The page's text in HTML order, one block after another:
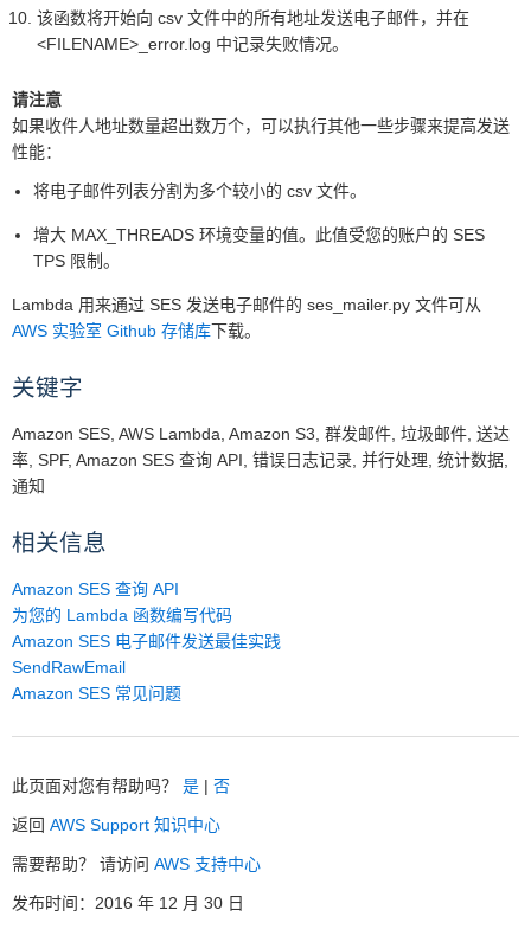
该函数将开始向 csv 文件中的所有地址发送电子邮件，并在
<FILENAME>_error.log 中记录失败情况。
请注意
如果收件人地址数量超出数万个，可以执行其他一些步骤来提高发送
性能：
将电子邮件列表分割为多个较小的 csv 文件。
增大 MAX_THREADS 环境变量的值。此值受您的账户的 SES
TPS 限制。
Lambda 用来通过 SES 发送电子邮件的 ses_mailer.py 文件可从
AWS 实验室 Github 存储库下载。
关键字
Amazon SES, AWS Lambda, Amazon S3, 群发邮件, 垃圾邮件, 送达
率, SPF, Amazon SES 查询 API, 错误日志记录, 并行处理, 统计数据,
通知
相关信息
Amazon SES 查询 API
为您的 Lambda 函数编写代码
Amazon SES 电子邮件发送最佳实践
SendRawEmail
Amazon SES 常见问题
此页面对您有帮助吗？ 是 | 否
返回 AWS Support 知识中心
需要帮助？ 请访问 AWS 支持中心
发布时间：2016 年 12 月 30 日